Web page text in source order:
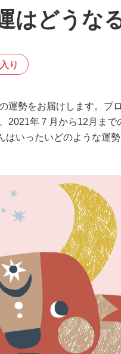
はどうな
り
運勢をお届けします。プ
2021年７月から12月ま
はいったいどのような運